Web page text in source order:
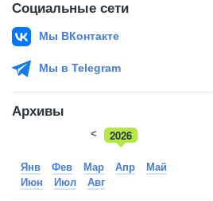
Социальные сети
Мы ВКонтакте
Мы в Telegram
Архивы
2026
<
Янв Фев Мар Апр
Май
Июн
Июл Авг